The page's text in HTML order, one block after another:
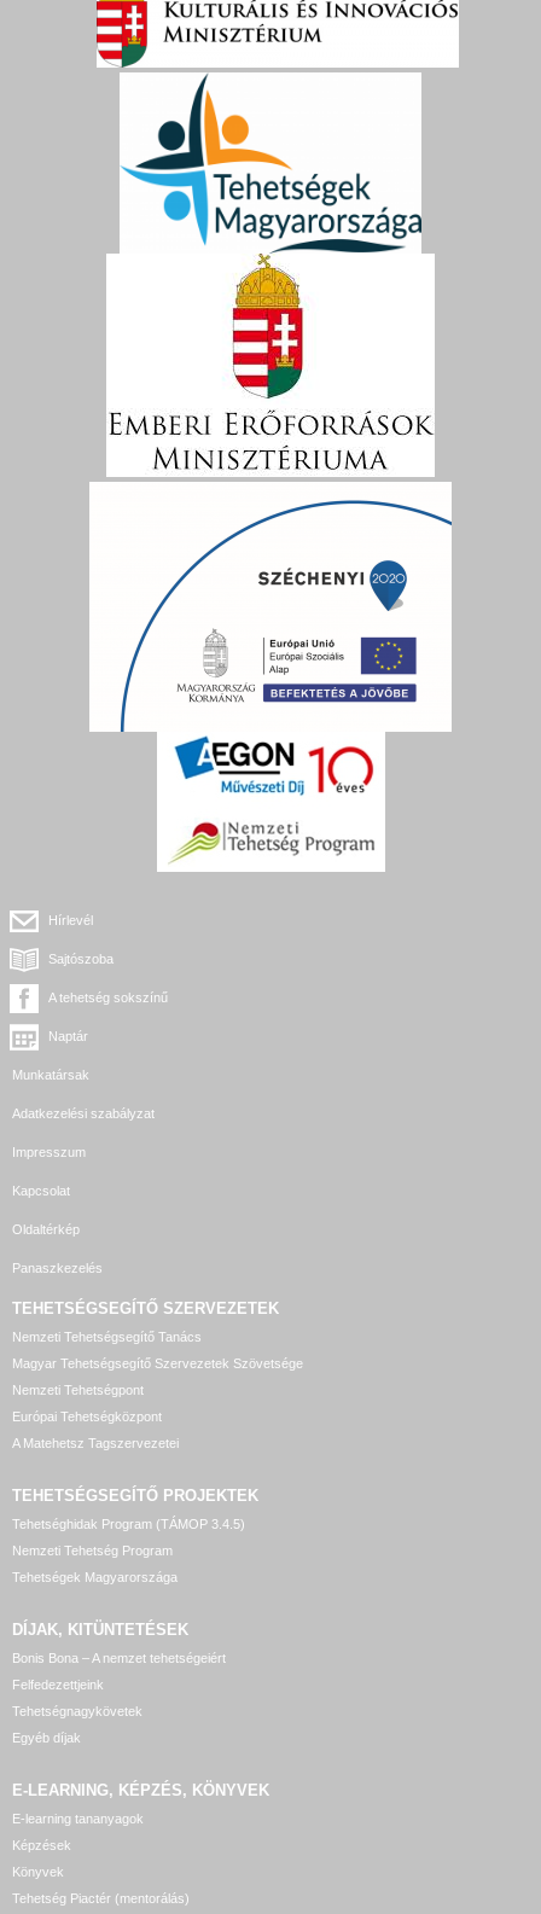
Hírlevél
Sajtószoba
A tehetség sokszínű
Naptár
Munkatársak
Adatkezelési szabályzat
Impresszum
Kapcsolat
Oldaltérkép
Panaszkezelés
TEHETSÉGSEGÍTŐ SZERVEZETEK
Nemzeti Tehetségsegítő Tanács
Magyar Tehetségsegítő Szervezetek Szövetsége
Nemzeti Tehetségpont
Európai Tehetségközpont
A Matehetsz Tagszervezetei
TEHETSÉGSEGÍTŐ PROJEKTEK
Tehetséghidak Program (TÁMOP 3.4.5)
Nemzeti Tehetség Program
Tehetségek Magyarországa
DÍJAK, KITÜNTETÉSEK
Bonis Bona – A nemzet tehetségeiért
Felfedezettjeink
Tehetségnagykövetek
Egyéb díjak
E-LEARNING, KÉPZÉS, KÖNYVEK
E-learning tananyagok
Képzések
Könyvek
Tehetség Piactér (mentorálás)